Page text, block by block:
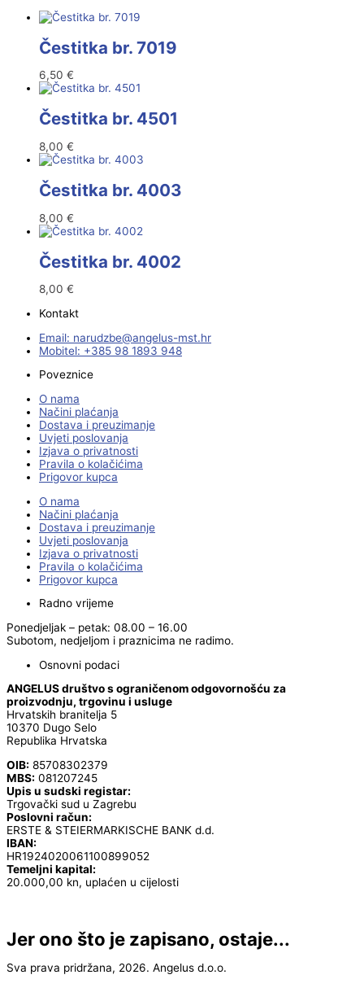
Čestitka br. 7019
6,50 €
Čestitka br. 4501
8,00 €
Čestitka br. 4003
8,00 €
Čestitka br. 4002
8,00 €
Kontakt
Email:
rh.tsm-sulegna
@ebzduran
Mobitel: +385 98 1893 948
Poveznice
O nama
Načini plaćanja
Dostava i preuzimanje
Uvjeti poslovanja
Izjava o privatnosti
Pravila o kolačićima
Prigovor kupca
O nama
Načini plaćanja
Dostava i preuzimanje
Uvjeti poslovanja
Izjava o privatnosti
Pravila o kolačićima
Prigovor kupca
Radno vrijeme
Ponedjeljak – petak: 08.00 – 16.00
Subotom, nedjeljom i praznicima ne radimo.
Osnovni podaci
ANGELUS društvo s ograničenom odgovornošću za
proizvodnju, trgovinu i usluge
Hrvatskih branitelja 5
10370 Dugo Selo
Republika Hrvatska
OIB: 85708302379
MBS: 081207245
Upis u sudski registar:
Trgovački sud u Zagrebu
Poslovni račun:
ERSTE & STEIERMARKISCHE BANK d.d.
IBAN:
HR1924020061100899052
Temeljni kapital:
20.000,00 kn, uplaćen u cijelosti
Jer ono što je zapisano, ostaje...
Sva prava pridržana, 2026. Angelus d.o.o.